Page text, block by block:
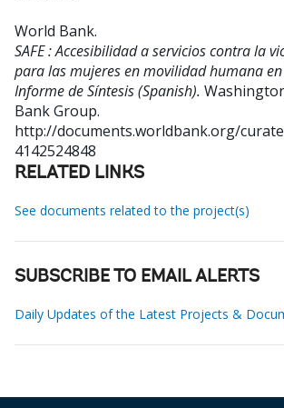
World Bank.
SAFE : Accesibilidad a servicios contra la
para las mujeres en movilidad humana
Informe de Síntesis (Spanish).
Bank Group.
http://documents.worldbank.org/
4142524848
RELATED LINKS
See documents related to the project(s)
SUBSCRIBE TO EMAIL ALERTS
Daily Updates of the Latest Projects &